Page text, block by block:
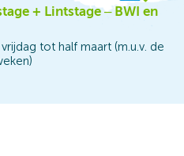
+ Lintstage – BWI en
tot half maart (m.u.v. de